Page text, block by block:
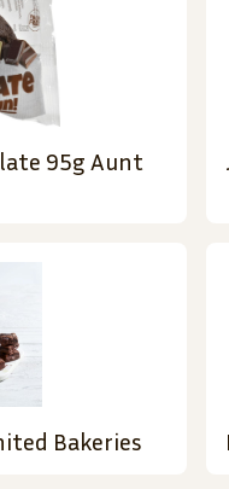
95g Aunt
Bakeries